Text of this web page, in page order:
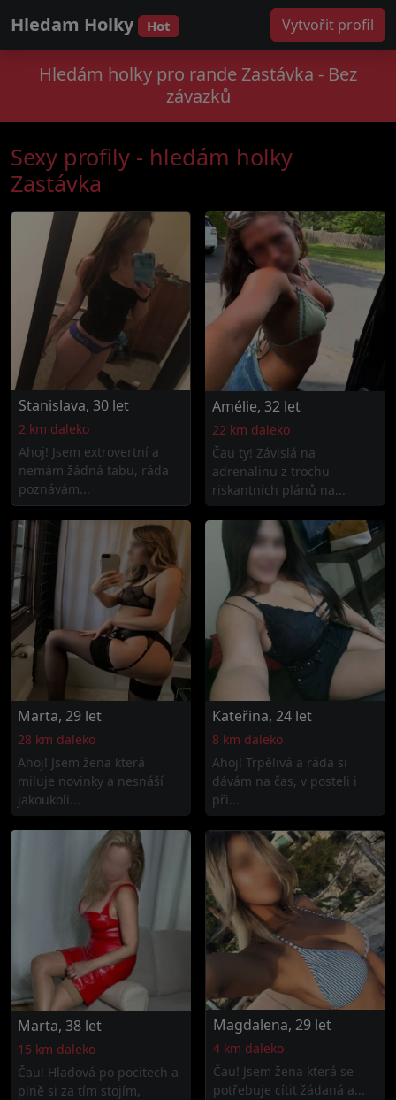
Hledam Holky Hot Vytvořit profil
Hledám holky pro rande Zastávka - Bez
závazků
Sexy profily - hledám holky
Zastávka
Stanislava, 30 let
2 km daleko
Ahoj! Jsem extrovertní a
nemám žádná tabu, ráda
poznávám...
Amélie, 32 let
22 km daleko
Čau ty! Závislá na
adrenalinu z trochu
riskantních plánů na...
Marta, 29 let
28 km daleko
Ahoj! Jsem žena která
miluje novinky a nesnáší
jakoukoli...
Kateřina, 24 let
8 km daleko
Ahoj! Trpělivá a ráda si
dávám na čas, v posteli i
při...
Marta, 38 let
15 km daleko
Čau! Hladová po pocitech a
plně si za tím stojím,
Magdalena, 29 let
4 km daleko
Čau! Jsem žena která se
potřebuje cítit žádaná a...